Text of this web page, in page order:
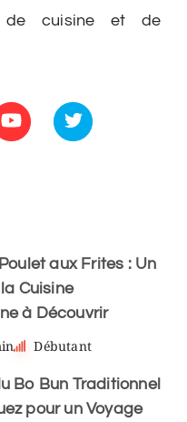
de cuisine et de
aux Frites : Un
Cuisine
à Découvrir
Débutant
Bo Bun Traditionnel
pour un Voyage